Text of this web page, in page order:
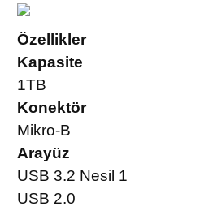
Özellikler
Kapasite
1TB
Konektör
Mikro-B
Arayüz
USB 3.2 Nesil 1
USB 2.0